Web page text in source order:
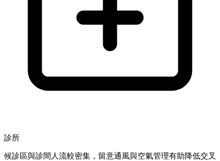
診所
候診區與診間人流較密集，留意通風與空氣管理有助降低交叉